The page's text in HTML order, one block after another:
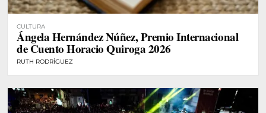
CULTURA
Ángela Hernández Núñez, Premio Internacional
de Cuento Horacio Quiroga 2026
RUTH RODRÍGUEZ